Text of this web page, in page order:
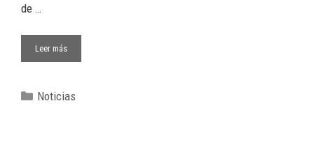
de …
Leer más
Noticias